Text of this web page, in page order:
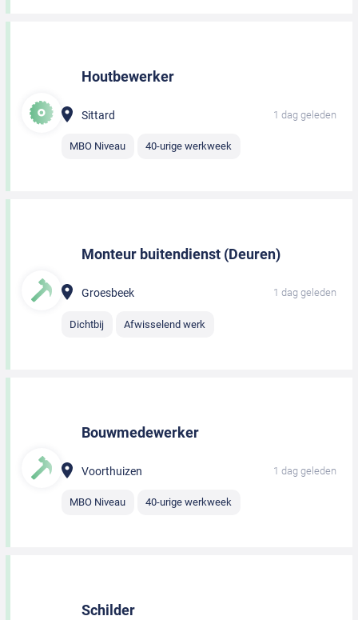
Houtbewerker
Sittard 1 dag geleden
MBO Niveau 40-urige werkweek
Monteur buitendienst (Deuren)
Groesbeek 1 dag geleden
Dichtbij Afwisselend werk
Bouwmedewerker
Voorthuizen 1 dag geleden
MBO Niveau 40-urige werkweek
Schilder